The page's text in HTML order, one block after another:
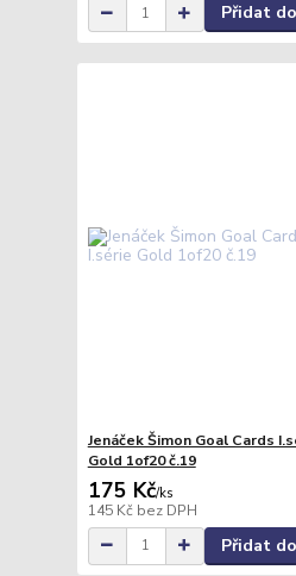
Přidat
Jenáček Šimon Goal Cards
Gold 1of20 č.19
175 Kč/ks
145 Kč bez DPH
Přidat